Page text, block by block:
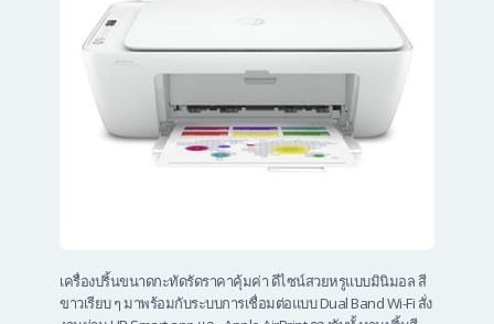
เครื่องปริ้นขนาดกะทัดรัดราคาคุ้มค่า ดีไซน์สวยหรูแบบมินิมอล สี
ขาวเรียบ ๆ มาพร้อมกับระบบการเชื่อมต่อแบบ Dual Band Wi-Fi สั่ง